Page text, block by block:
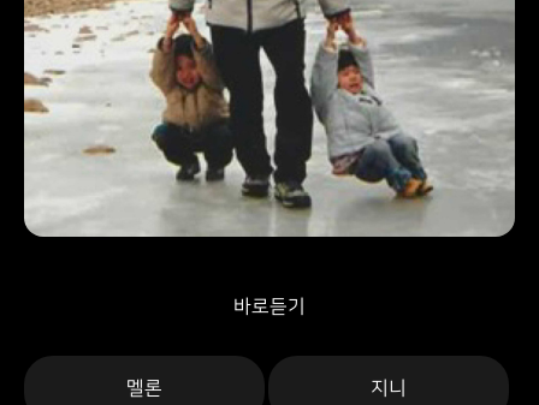
바로듣기
멜론 지니